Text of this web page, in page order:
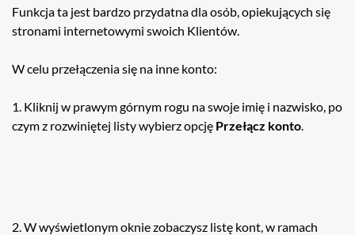
Funkcja ta jest bardzo przydatna dla osób, opiekujących się
stronami internetowymi swoich Klientów.
W celu przełączenia się na inne konto:
1. Kliknij w prawym górnym rogu na swoje imię i nazwisko, po
czym z rozwiniętej listy wybierz opcję Przełącz konto.
2. W wyświetlonym oknie zobaczysz listę kont, w ramach